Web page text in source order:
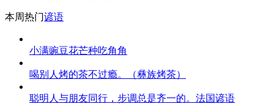
本周热门谚语
小满豌豆花芒种吃角角
喝别人烤的茶不过瘾。（彝族烤茶）
聪明人与朋友同行，步调总是齐一的。法国谚语